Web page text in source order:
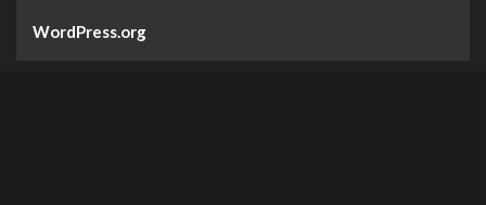
WordPress.org